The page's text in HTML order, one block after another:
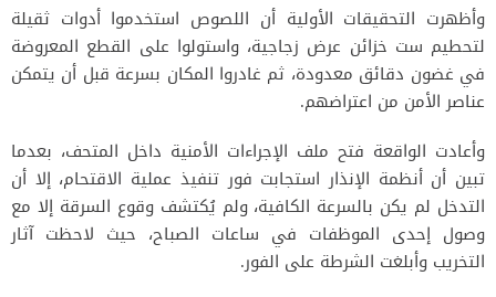
وأظهرت التحقيقات الأولية أن اللصوص استخدموا أدوات ثقيلة
لتحطيم ست خزائن عرض زجاجية، واستولوا على القطع المعروضة
في غضون دقائق معدودة، ثم غادروا المكان بسرعة قبل أن يتمكن
عناصر الأمن من اعتراضهم.
وأعادت الواقعة فتح ملف الإجراءات الأمنية داخل المتحف، بعدما
تبين أن أنظمة الإنذار استجابت فور تنفيذ عملية الاقتحام، إلا أن
التدخل لم يكن بالسرعة الكافية، ولم يُكتشف وقوع السرقة إلا مع
وصول إحدى الموظفات في ساعات الصباح، حيث لاحظت آثار
التخريب وأبلغت الشرطة على الفور.